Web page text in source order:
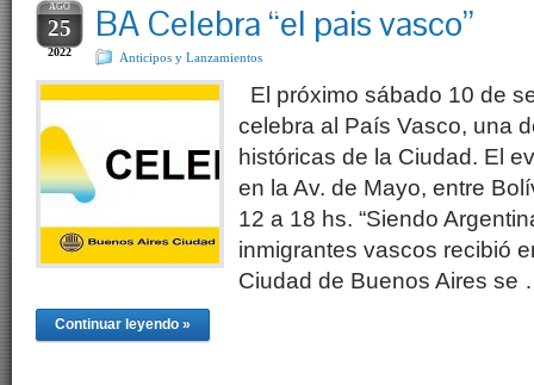
AGO
25
2022
BA Celebra “el pais vasco”
Anticipos y Lanzamientos
El próximo sábado 10 de
celebra al País Vasco, una
históricas de la Ciudad. El
en la Av. de Mayo, entre
12 a 18 hs. “Siendo
inmigrantes vascos recibió
Ciudad de Buenos Aires se
Continuar leyendo »